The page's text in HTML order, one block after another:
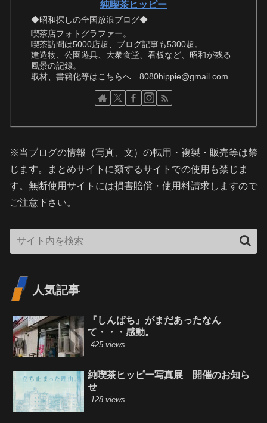
純喫茶ヒッピー
◆昭和探しの全国放浪ブログ◆
喫茶店フォトグラファー。
喫茶訪問は5000店超、ブログ記事も5300超。
建造物、公園遊具、大衆食堂、看板など、昭和が残る
風景の記録。
取材、書籍化等はこちらへ 8080hippie@gmail.com
※当ブログの情報（写真、文）の転用・複製・販売等は禁
じます。まとめサイトに類するサイトでの使用も禁じま
す。無断使用サイトには損害賠償・使用料請求しますので
ご注意下さい。
人気記事
『しんぱち』がまだあったなん
て・・・感動。
425 views
純喫茶ヒッピー写真展 開催のお知ら
せ
128 views